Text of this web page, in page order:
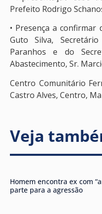
Prefeito Rodrigo
• Presença a confirmar
Guto Silva,
Paranhos e do
Abastecimento, Sr.
Centro Comunitário
Castro Alves, Centro,
Veja
Homem encontra ex com
parte para a agressão